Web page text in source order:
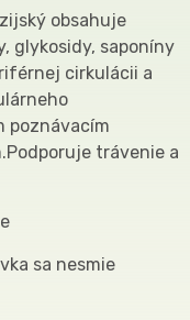
obsahuje
glykosidy, saponíny
cirkulácii a
poznávacím
trávenie a
sa nesmie